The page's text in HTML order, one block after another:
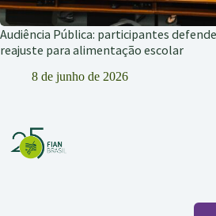
Audiência Pública: participantes
reajuste para alimentação escolar
8 de junho de 2026